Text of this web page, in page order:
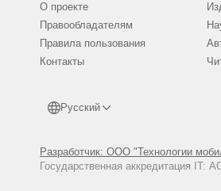
О проекте
Правообладателям
Правила пользования
Контакты
Русский
Разработчик: ООО "Технологии
Государственная аккредитация